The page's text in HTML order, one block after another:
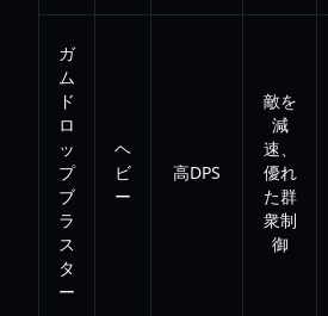
ガ
ム
ド
ロ
ッ
プ
ブ
ラ
ス
タ
ー
ヘ
ビ
ー
高DPS
敵を
減
速、
優れ
た群
衆制
御